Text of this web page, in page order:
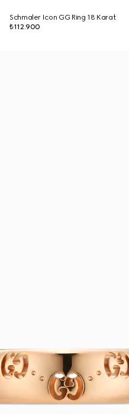
Schmaler Icon GG Ring 18 Karat
₺112.900